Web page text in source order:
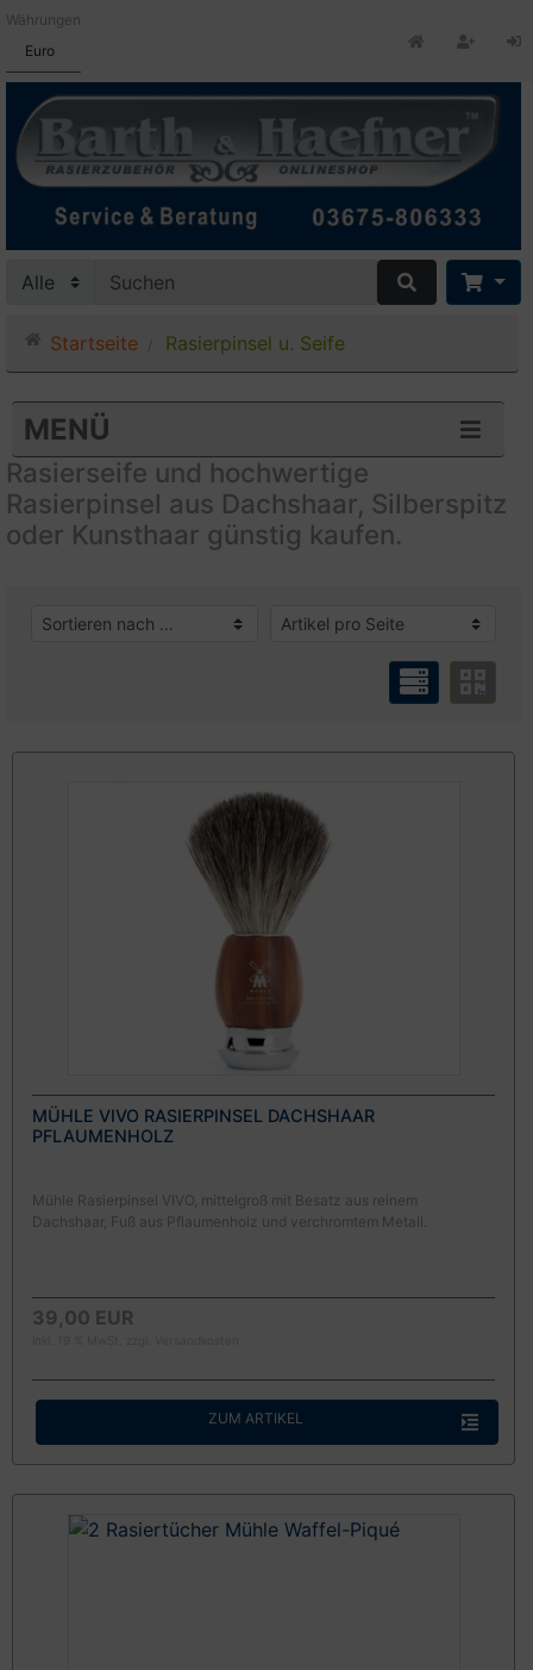
Währungen
Euro
Startseite Rasierpinsel u. Seife
MENÜ
Rasierseife und hochwertige
Rasierpinsel aus Dachshaar, Silberspitz
oder Kunsthaar günstig kaufen.
MÜHLE VIVO RASIERPINSEL DACHSHAAR
PFLAUMENHOLZ
Mühle Rasierpinsel VIVO, mittelgroß mit Besatz aus reinem
Dachshaar, Fuß aus Pflaumenholz und verchromtem Metall.
39,00 EUR
ZUM ARTIKEL